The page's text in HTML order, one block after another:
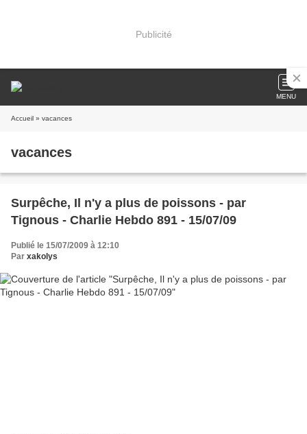
Publicité
MENU
Accueil » vacances
vacances
Surpêche, Il n'y a plus de poissons - par
Tignous - Charlie Hebdo 891 - 15/07/09
Publié le 15/07/2009 à 12:10
Par xakolys